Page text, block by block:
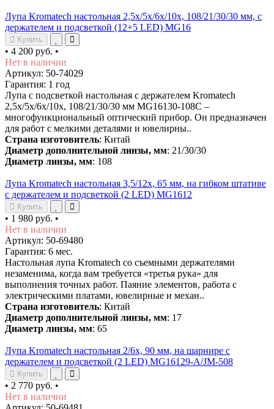
Лупа Kromatech настольная 2,5x/5x/6x/10x, 108/21/30/30 мм, с
держателем и подсветкой (12+5 LED) MG16
Купить
• 4 200 руб. •
Нет в наличии
Артикул: 50-74029
Гарантия: 1 год
Лупа с подсветкой настольная с держателем Kromatech
2,5x/5x/6x/10x, 108/21/30/30 мм MG16130-108C –
многофункциональный оптический прибор. Он предназначен
для работ с мелкими деталями и ювелирны..
Страна изготовитель: Китай
Диаметр дополнительной линзы, мм: 21/30/30
Диаметр линзы, мм: 108
Лупа Kromatech настольная 3,5/12x, 65 мм, на гибком штативе
с держателем и подсветкой (2 LED) MG1612
Купить
• 1 980 руб. •
Нет в наличии
Артикул: 50-69480
Гарантия: 6 мес.
Настольная лупа Kromatech со съемными держателями
незаменима, когда вам требуется «третья рука» для
выполнения точных работ. Паяние элементов, работа с
электрическими платами, ювелирные и механ..
Страна изготовитель: Китай
Диаметр дополнительной линзы, мм: 17
Диаметр линзы, мм: 65
Лупа Kromatech настольная 2/6x, 90 мм, на шарнире с
держателем и подсветкой (2 LED) MG16129-A/JM-508
Купить
• 2 770 руб. •
Нет в наличии